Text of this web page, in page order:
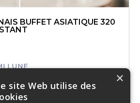
BUFFET ASIATIQUE 320
LUNE
×
site Web utilise des